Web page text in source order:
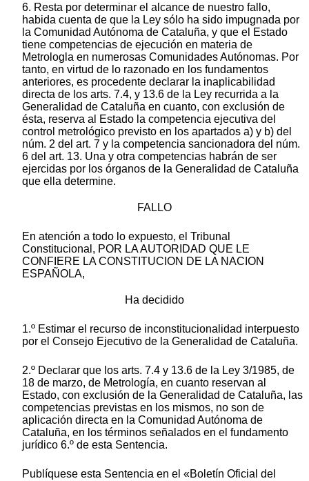
6. Resta por determinar el alcance de nuestro fallo,
habida cuenta de que la Ley sólo ha sido impugnada por
la Comunidad Autónoma de Cataluña, y que el Estado
tiene competencias de ejecución en materia de
Metrologla en numerosas Comunidades Autónomas. Por
tanto, en virtud de lo razonado en los fundamentos
anteriores, es procedente declarar la inaplicabilidad
directa de los arts. 7.4, y 13.6 de la Ley recurrida a la
Generalidad de Cataluña en cuanto, con exclusión de
ésta, reserva al Estado la competencia ejecutiva del
control metrológico previsto en los apartados a) y b) del
núm. 2 del art. 7 y la competencia sancionadora del núm.
6 del art. 13. Una y otra competencias habrán de ser
ejercidas por los órganos de la Generalidad de Cataluña
que ella determine.
FALLO
En atención a todo lo expuesto, el Tribunal
Constitucional, POR LA AUTORIDAD QUE LE
CONFIERE LA CONSTITUCION DE LA NACION
ESPAÑOLA,
Ha decidido
1.º Estimar el recurso de inconstitucionalidad interpuesto
por el Consejo Ejecutivo de la Generalidad de Cataluña.
2.º Declarar que los arts. 7.4 y 13.6 de la Ley 3/1985, de
18 de marzo, de Metrología, en cuanto reservan al
Estado, con exclusión de la Generalidad de Cataluña, las
competencias previstas en los mismos, no son de
aplicación directa en la Comunidad Autónoma de
Cataluña, en los términos señalados en el fundamento
jurídico 6.º de esta Sentencia.
Publíquese esta Sentencia en el «Boletín Oficial del